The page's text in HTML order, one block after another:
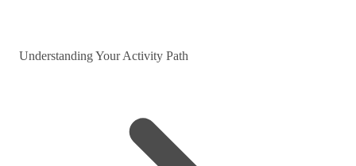
Understanding Your Activity Path